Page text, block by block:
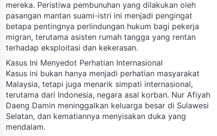
mereka. Peristiwa pembunuhan yang dilakukan oleh
pasangan mantan suami-istri ini menjadi pengingat
betapa pentingnya perlindungan hukum bagi pekerja
migran, terutama asisten rumah tangga yang rentan
terhadap eksploitasi dan kekerasan.
Kasus Ini Menyedot Perhatian Internasional
Kasus ini bukan hanya menjadi perhatian masyarakat
Malaysia, tetapi juga menarik simpati internasional,
terutama dari Indonesia, negara asal korban. Nur Afiyah
Daeng Damin meninggalkan keluarga besar di Sulawesi
Selatan, dan kematiannya menyisakan duka yang
mendalam.